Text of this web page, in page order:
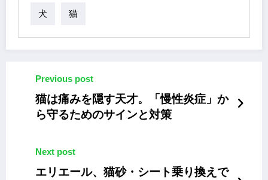
犬 猫
Previous post
猫は痛みを隠す天才。「慢性炎症」か
ら守るためのサインと対策
Next post
エリエール、猫砂・シート乗り換えで